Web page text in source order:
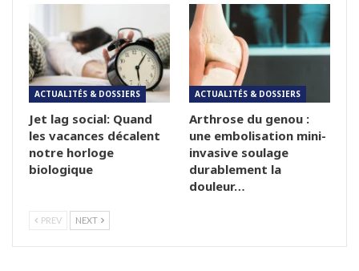
ACTUALITÉS & DOSSIERS
Jet lag social: Quand
les vacances décalent
notre horloge
biologique
ACTUALITÉS & DOSSIERS
Arthrose du genou :
une embolisation mini-
invasive soulage
durablement la
douleur…
PREV NEXT